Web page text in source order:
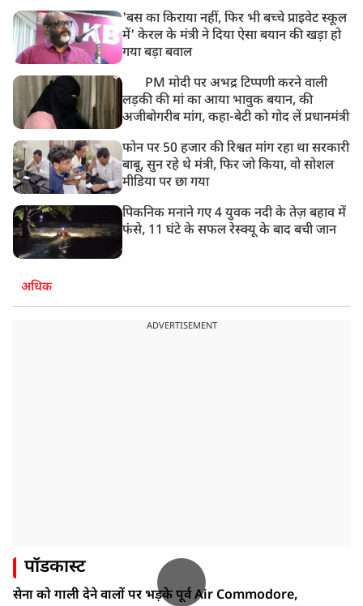
'बस का किराया नहीं, फिर भी बच्चे प्राइवेट स्कूल
में' केरल के मंत्री ने दिया ऐसा बयान की खड़ा हो
गया बड़ा बवाल
PM मोदी पर अभद्र टिप्पणी करने वाली
लड़की की मां का आया भावुक बयान, की
अजीबोगरीब मांग, कहा-बेटी को गोद लें प्रधानमंत्री
फोन पर 50 हजार की रिश्वत मांग रहा था सरकारी
बाबू, सुन रहे थे मंत्री, फिर जो किया, वो सोशल
मीडिया पर छा गया
पिकनिक मनाने गए 4 युवक नदी के तेज़ बहाव में
फंसे, 11 घंटे के सफल रेस्क्यू के बाद बची जान
अधिक
ADVERTISEMENT
पॉडकास्ट
सेना को गाली देने वालों पर भड़के पूर्व Air Commodore,